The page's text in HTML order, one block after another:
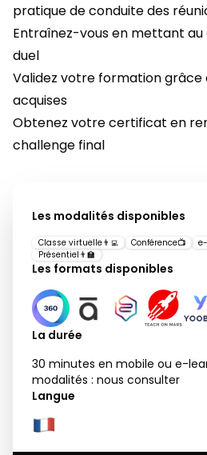
pratique de conduite des
Entraînez-vous en mettant au
duel
Validez votre formation
acquises
Obtenez votre certificat en
challenge final
Les modalités disponibles
Classe virtuelle👨‍💻 Conférence📺
Présentiel 👨‍🏫
Les formats disponibles
La durée
30 minutes en mobile ou e-
modalités : nous consulter
Langue